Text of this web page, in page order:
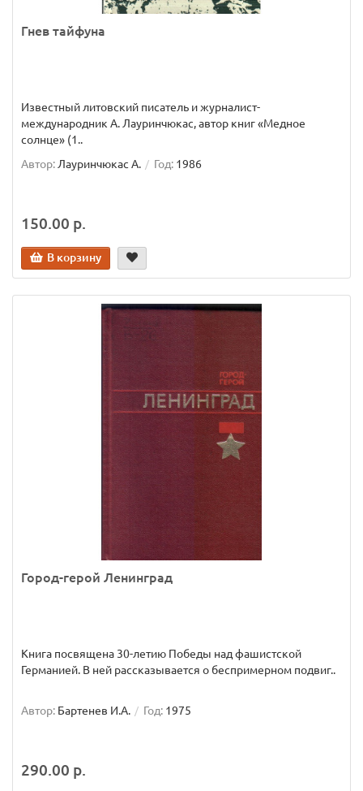
Гнев тайфуна
Известный литовский писатель и журналист-
международник А. Лауринчюкас, автор книг «Медное
солнце» (1..
Автор: Лауринчюкас А. Год: 1986
150.00 р.
В корзину
Город-герой Ленинград
Книга посвящена 30-летию Победы над фашистской
Германией. В ней рассказывается о беспримерном подвиг..
Автор: Бартенев И.А. Год: 1975
290.00 р.